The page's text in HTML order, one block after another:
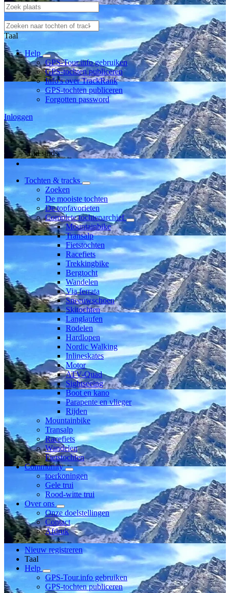
Taal
Help
GPS-Tour.info gebruiken
GPS-tochten publiceren
Info's over TrackRank
GPS-tochten publiceren
Forgotten password
Inloggen
Lid sinds
Tochten & tracks
Zoeken
De mooiste tochten
De topfavorieten
Complete tochtenarchief
Mountainbike
Transalp
Fietstochten
Racefiets
Trekkingbike
Bergtocht
Wandelen
Via ferrata
Sneeuwschoen
Skitochten
Langlaufen
Rodelen
Hardlopen
Nordic Walking
Inlineskates
Motor
ATV-Quad
Sightseeing
Boot en kano
Parapente en vlieger
Rijden
Mountainbike
Transalp
Racefiets
Wandelen
Fietstochten
Community
toerkoningen
Gele trui
Rood-witte trui
Over ons
Onze doelstellingen
Contact
Afdruk
Nieuw registreren
Taal
Help
GPS-Tour.info gebruiken
GPS-tochten publiceren